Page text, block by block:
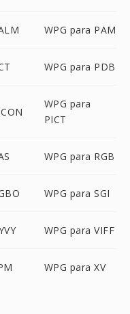
WPG para PAM
WPG para PDB
WPG para
PICT
WPG para RGB
WPG para SGI
WPG para VIFF
WPG para XV